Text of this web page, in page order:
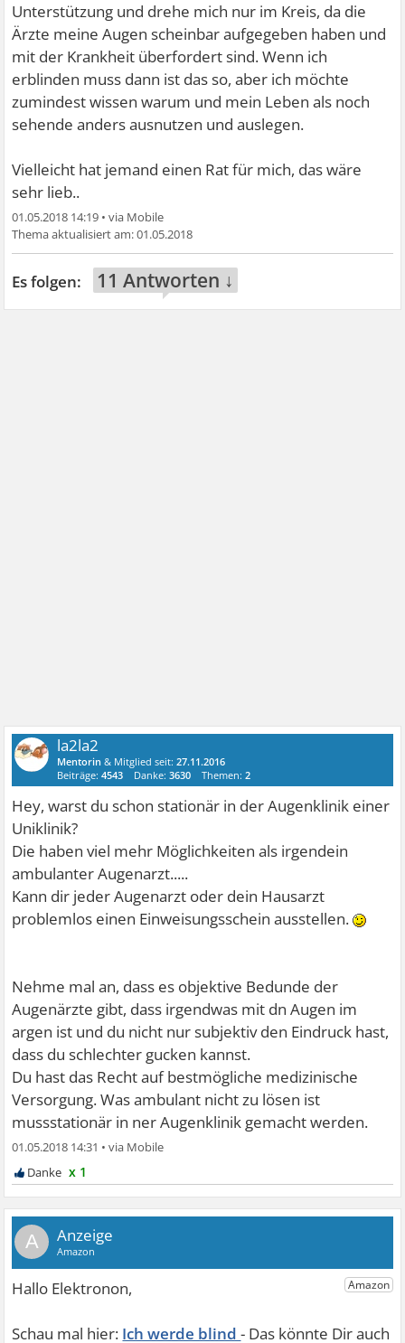
Unterstützung und drehe mich nur im Kreis, da die
Ärzte meine Augen scheinbar aufgegeben haben und
mit der Krankheit überfordert sind. Wenn ich
erblinden muss dann ist das so, aber ich möchte
zumindest wissen warum und mein Leben als noch
sehende anders ausnutzen und auslegen.
Vielleicht hat jemand einen Rat für mich, das wäre
sehr lieb..
01.05.2018 14:19 •
01.05.2018
11 Antworten ↓
la2la2
Mentorin & Mitglied seit:27.11.2016
Beiträge:4543 Danke:3630 Themen:2
Hey, warst du schon stationär in der Augenklinik einer
Uniklinik?
Die haben viel mehr Möglichkeiten als irgendein
ambulanter Augenarzt.....
Kann dir jeder Augenarzt oder dein Hausarzt
problemlos einen Einweisungsschein ausstellen.
Nehme mal an, dass es objektive Bedunde der
Augenärzte gibt, dass irgendwas mit dn Augen im
argen ist und du nicht nur subjektiv den Eindruck hast,
dass du schlechter gucken kannst.
Du hast das Recht auf bestmögliche medizinische
Versorgung. Was ambulant nicht zu lösen ist
mussstationär in ner Augenklinik gemacht werden.
01.05.2018 14:31 •
x 1
A
Ich werde blind